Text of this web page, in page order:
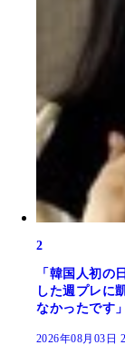
2
「韓国人初の
した週プレに
なかったです」
2026年08月03日